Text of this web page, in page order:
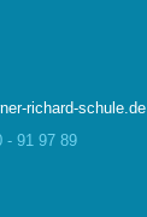
richard-schule.de
- 91 97 89